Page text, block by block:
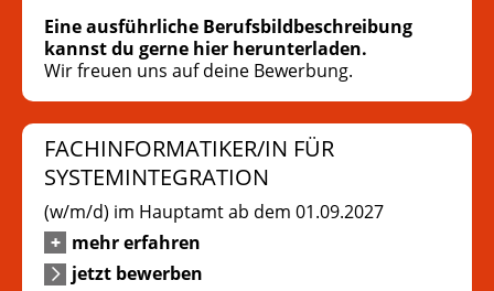
Eine ausführliche Berufsbildbeschreibung
kannst du gerne hier herunterladen.
Wir freuen uns auf deine Bewerbung.
FACHINFORMATIKER/IN FÜR
SYSTEMINTEGRATION
(w/m/d) im Hauptamt ab dem 01.09.2027
mehr erfahren
jetzt bewerben